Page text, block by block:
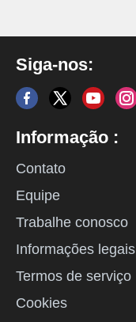
Siga-nos:
Informação :
Contato
Equipe
Trabalhe conosco
Informações legais
Termos de serviço
Cookies